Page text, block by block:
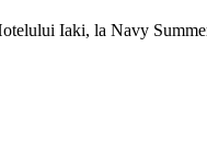
Iaki, la Navy